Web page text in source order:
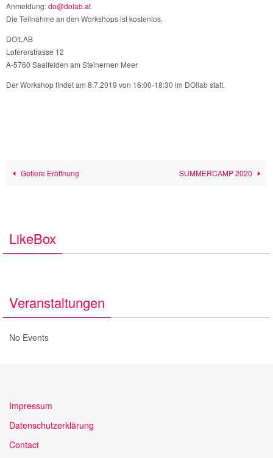
Anmeldung:do@dolab.at
Die Teilnahme an den Workshops ist kostenlos.
DO!LAB
Lofererstrasse 12
A-5760 Saalfelden am Steinernen Meer
Der Workshop findet am 8.7.2019 von 16:00-18:30 im DO!lab statt.
Getiere Eröffnung SUMMERCAMP 2020
LikeBox
Veranstaltungen
No Events
Impressum
Datenschutzerklärung
Contact